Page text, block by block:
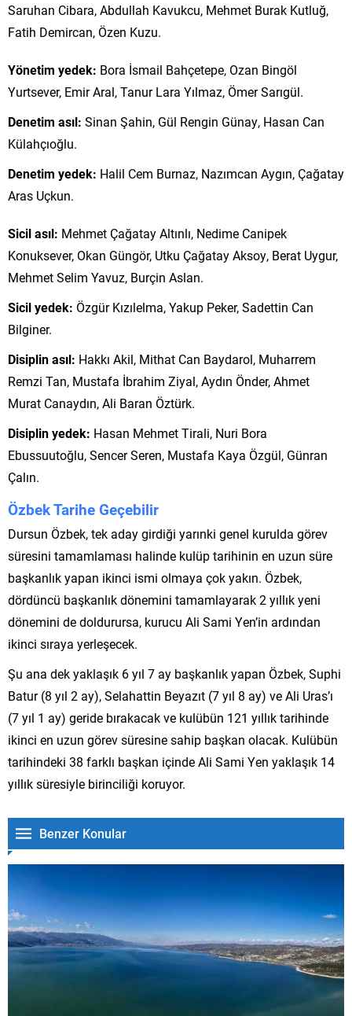
Saruhan Cibara, Abdullah Kavukcu, Mehmet Burak Kutluğ,
Fatih Demircan, Özen Kuzu.
Yönetim yedek: Bora İsmail Bahçetepe, Ozan Bingöl
Yurtsever, Emir Aral, Tanur Lara Yılmaz, Ömer Sarıgül.
Denetim asıl: Sinan Şahin, Gül Rengin Günay, Hasan Can
Külahçıoğlu.
Denetim yedek: Halil Cem Burnaz, Nazımcan Aygın, Çağatay
Aras Uçkun.
Sicil asıl: Mehmet Çağatay Altınlı, Nedime Canipek
Konuksever, Okan Güngör, Utku Çağatay Aksoy, Berat Uygur,
Mehmet Selim Yavuz, Burçin Aslan.
Sicil yedek: Özgür Kızılelma, Yakup Peker, Sadettin Can
Bilginer.
Disiplin asıl: Hakkı Akil, Mithat Can Baydarol, Muharrem
Remzi Tan, Mustafa İbrahim Ziyal, Aydın Önder, Ahmet
Murat Canaydın, Ali Baran Öztürk.
Disiplin yedek: Hasan Mehmet Tirali, Nuri Bora
Ebussuutoğlu, Sencer Seren, Mustafa Kaya Özgül, Günran
Çalın.
Özbek Tarihe Geçebilir
Dursun Özbek, tek aday girdiği yarınki genel kurulda görev
süresini tamamlaması halinde kulüp tarihinin en uzun süre
başkanlık yapan ikinci ismi olmaya çok yakın. Özbek,
dördüncü başkanlık dönemini tamamlayarak 2 yıllık yeni
dönemini de doldurursa, kurucu Ali Sami Yen’in ardından
ikinci sıraya yerleşecek.
Şu ana dek yaklaşık 6 yıl 7 ay başkanlık yapan Özbek, Suphi
Batur (8 yıl 2 ay), Selahattin Beyazıt (7 yıl 8 ay) ve Ali Uras’ı
(7 yıl 1 ay) geride bırakacak ve kulübün 121 yıllık tarihinde
ikinci en uzun görev süresine sahip başkan olacak. Kulübün
tarihindeki 38 farklı başkan içinde Ali Sami Yen yaklaşık 14
yıllık süresiyle birinciliği koruyor.
Benzer Konular